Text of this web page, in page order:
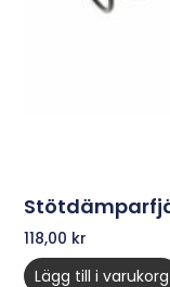
118,00 kr
Lägg till i varukorg